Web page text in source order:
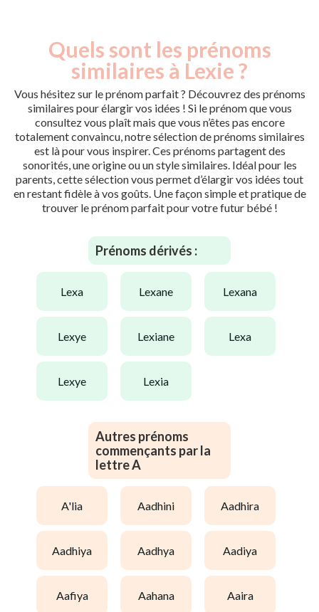
Quels sont les prénoms
similaires à Lexie ?
Vous hésitez sur le prénom parfait ? Découvrez des prénoms
similaires pour élargir vos idées ! Si le prénom que vous
consultez vous plaît mais que vous n’êtes pas encore
totalement convaincu, notre sélection de prénoms similaires
est là pour vous inspirer. Ces prénoms partagent des
sonorités, une origine ou un style similaires. Idéal pour les
parents, cette sélection vous permet d’élargir vos idées tout
en restant fidèle à vos goûts. Une façon simple et pratique de
trouver le prénom parfait pour votre futur bébé !
Prénoms dérivés :
lexa lexane lexana
lexye lexiane lexa
lexye lexia
Autres prénoms
commençants par la
lettre A
a'lia aadhini aadhira
aadhiya aadhya aadiya
aafiya aahana aaira